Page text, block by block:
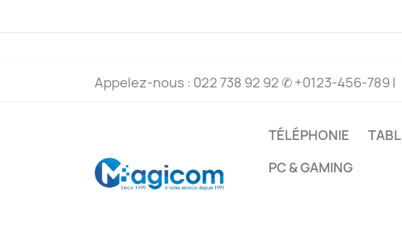
Appelez-nous : 022 738 92 92✆ +0123-456-789 |
TÉLÉPHONIE
PC & GAMING